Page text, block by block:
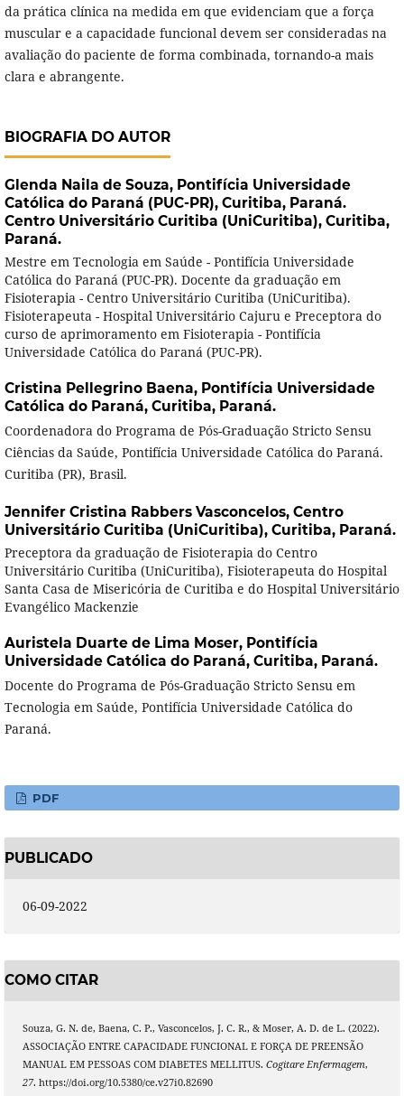
da prática clínica na medida em que evidenciam que a força
muscular e a capacidade funcional devem ser consideradas na
avaliação do paciente de forma combinada, tornando-a mais
clara e abrangente.
BIOGRAFIA DO AUTOR
Glenda Naila de Souza, Pontifícia Universidade
Católica do Paraná (PUC-PR), Curitiba, Paraná.
Centro Universitário Curitiba (UniCuritiba), Curitiba,
Paraná.
Mestre em Tecnologia em Saúde - Pontifícia Universidade
Católica do Paraná (PUC-PR). Docente da graduação em
Fisioterapia - Centro Universitário Curitiba (UniCuritiba).
Fisioterapeuta - Hospital Universitário Cajuru e Preceptora do
curso de aprimoramento em Fisioterapia - Pontifícia
Universidade Católica do Paraná (PUC-PR).
Cristina Pellegrino Baena, Pontifícia Universidade
Católica do Paraná, Curitiba, Paraná.
Coordenadora do Programa de Pós-Graduação Stricto Sensu
Ciências da Saúde, Pontifícia Universidade Católica do Paraná.
Curitiba (PR), Brasil.
Jennifer Cristina Rabbers Vasconcelos, Centro
Universitário Curitiba (UniCuritiba), Curitiba, Paraná.
Preceptora da graduação de Fisioterapia do Centro
Universitário Curitiba (UniCuritiba), Fisioterapeuta do Hospital
Santa Casa de Misericória de Curitiba e do Hospital Universitário
Evangélico Mackenzie
Auristela Duarte de Lima Moser, Pontifícia
Universidade Católica do Paraná, Curitiba, Paraná.
Docente do Programa de Pós-Graduação Stricto Sensu em
Tecnologia em Saúde, Pontifícia Universidade Católica do
Paraná.
PDF
PUBLICADO
06-09-2022
COMO CITAR
Souza, G. N. de, Baena, C. P., Vasconcelos, J. C. R., & Moser, A. D. de L. (2022).
ASSOCIAÇÃO ENTRE CAPACIDADE FUNCIONAL E FORÇA DE PREENSÃO
MANUAL EM PESSOAS COM DIABETES MELLITUS. Cogitare Enfermagem,
27. https://doi.org/10.5380/ce.v27i0.82690